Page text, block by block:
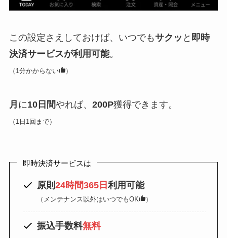
この設定さえしておけば、いつでもサクッ と 即時
決済サービスが利用可能。
（1分かからない ）
月 に10日間やれば、 200P獲得できます。
（1日1回まで）
即時決済サービスは
原則 24時間365日 利用可能
（メンテナンス以外はいつでもOK ）
振込手数料無料